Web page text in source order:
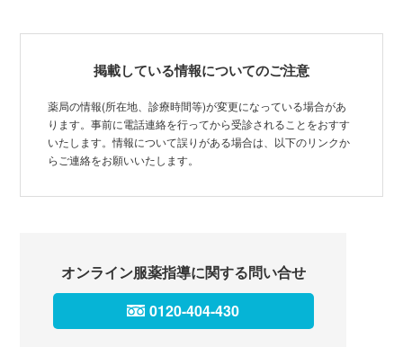
掲載している情報についてのご注意
薬局の情報(所在地、診療時間等)が変更になっている場合があ
ります。事前に電話連絡を行ってから受診されることをおすす
いたします。情報について誤りがある場合は、以下のリンクか
らご連絡をお願いいたします。
オンライン服薬指導に関する問い合せ
0120-404-430